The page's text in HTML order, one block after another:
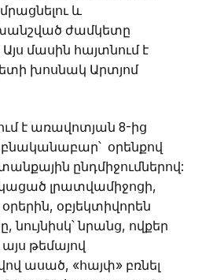
և
ժամկետը
մասին հայտնում է
խոսնակ Արտյոմ
է առավոտյան 8-ից
բնականաբար՝ օրենքով
ընդմիջումներով:
լրատվամիջոցի,
օբյեկտիվորեն
նույնիսկ՝ նրանց, ովքեր
թեմայով
ասած, «հայփ» բռնել